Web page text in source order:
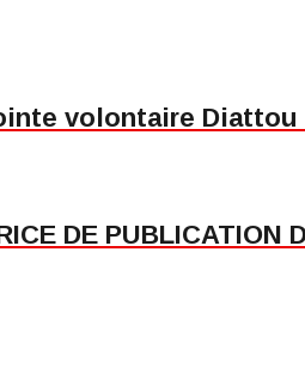
volontaire Diattou
DE PUBLICATION